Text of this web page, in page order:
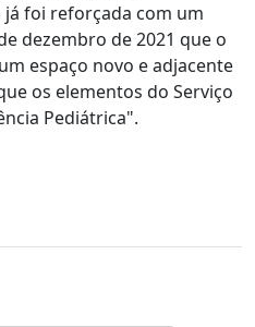
foi reforçada com um
dezembro de 2021 que o
espaço novo e adjacente
os elementos do Serviço
Pediátrica".